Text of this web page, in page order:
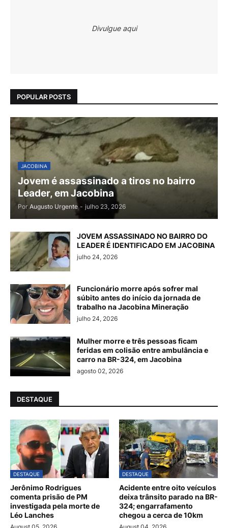
Divulgue aqui
POPULAR POSTS
JACOBINA
Jovem é assassinado a tiros no bairro
Leader, em Jacobina
Por Augusto Urgente - julho 23, 2026
JOVEM ASSASSINADO NO BAIRRO DO
LEADER É IDENTIFICADO EM JACOBINA
julho 24, 2026
Funcionário morre após sofrer mal
súbito antes do início da jornada de
trabalho na Jacobina Mineração
julho 24, 2026
Mulher morre e três pessoas ficam
feridas em colisão entre ambulância e
carro na BR-324, em Jacobina
agosto 02, 2026
DESTAQUE
DESTAQUE
Jerônimo Rodrigues
comenta prisão de PM
investigada pela morte de
Léo Lanches
DESTAQUE
Acidente entre oito veículos
deixa trânsito parado na BR-
324; engarrafamento
chegou a cerca de 10km